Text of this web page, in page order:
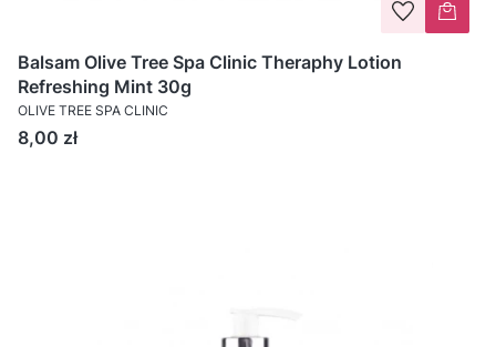
Balsam Olive Tree Spa Clinic Theraphy Lotion
Refreshing Mint 30g
OLIVE TREE SPA CLINIC
Cena
8,00 zł